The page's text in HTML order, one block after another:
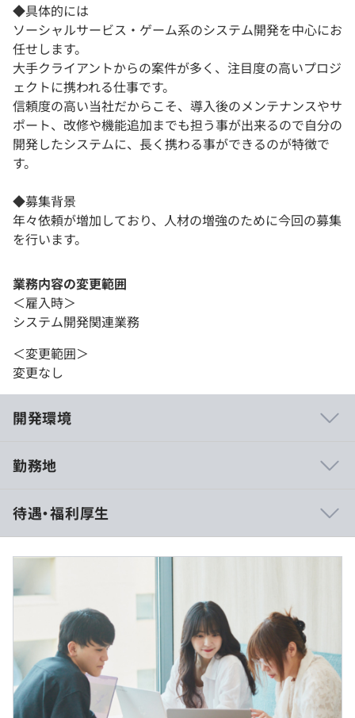
◆具体的には
ソーシャルサービス・ゲーム系のシステム開発を中心にお
任せします。
大手クライアントからの案件が多く、注目度の高いプロジ
ェクトに携われる仕事です。
信頼度の高い当社だからこそ、導入後のメンテナンスやサ
ポート、改修や機能追加までも担う事が出来るので自分の
開発したシステムに、長く携わる事ができるのが特徴で
す。
◆募集背景
年々依頼が増加しており、人材の増強のために今回の募集
を行います。
業務内容の変更範囲
＜雇入時＞
システム開発関連業務
＜変更範囲＞
変更なし
開発環境
社長やリーダーとの距離が近いカジュアルな雰囲気の職場
で、ご自身の考えるキャリアパスを真摯に受け止めますの
で、キャリアアップを目指す経験者の方も、これからエン
ジニアのプロを目指す方も大歓迎の職場です。
また、プライベートとの両立に悩んだ際もご相談が可能
で、多様な働き方を推奨する弊社では、あらゆる角度から
社員の働き易い環境を模索します。
・動画によるビジネスマナー研修
勤務地
待遇・福利厚生
■月給：240,000円～322,000円（一律手当を含む）
・基本給：209,000円～281,000円
・固定残業代：20時間分、31,000円～41,000円（※超過
分は別途支給）